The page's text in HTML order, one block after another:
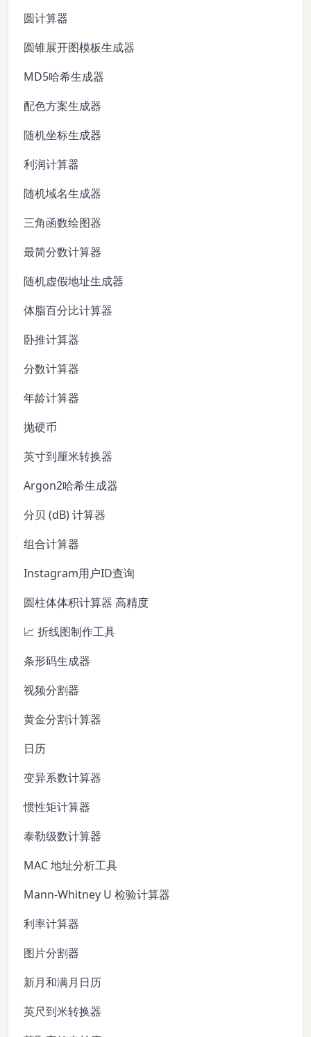
圆计算器
圆锥展开图模板生成器
MD5哈希生成器
配色方案生成器
随机坐标生成器
利润计算器
随机域名生成器
三角函数绘图器
最简分数计算器
随机虚假地址生成器
体脂百分比计算器
卧推计算器
分数计算器
年龄计算器
抛硬币
英寸到厘米转换器
Argon2哈希生成器
分贝 (dB) 计算器
组合计算器
Instagram用户ID查询
圆柱体体积计算器 高精度
📈 折线图制作工具
条形码生成器
视频分割器
黄金分割计算器
日历
变异系数计算器
惯性矩计算器
泰勒级数计算器
MAC 地址分析工具
Mann-Whitney U 检验计算器
利率计算器
图片分割器
新月和满月日历
英尺到米转换器